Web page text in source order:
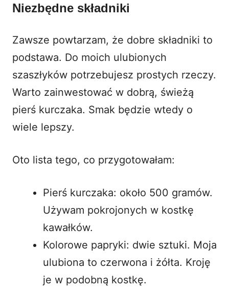
Niezbędne składniki
Zawsze powtarzam, że dobre składniki to
podstawa. Do moich ulubionych
szaszłyków potrzebujesz prostych rzeczy.
Warto zainwestować w dobrą, świeżą
pierś kurczaka. Smak będzie wtedy o
wiele lepszy.
Oto lista tego, co przygotowałam:
Pierś kurczaka: około 500 gramów.
Używam pokrojonych w kostkę
kawałków.
Kolorowe papryki: dwie sztuki. Moja
ulubiona to czerwona i żółta. Kroję
je w podobną kostkę.